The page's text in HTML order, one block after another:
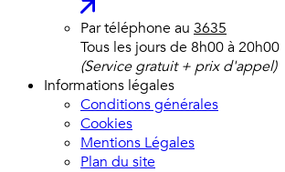
Par téléphone au 3635
Tous les jours de 8h00 à 20h00
(Service gratuit + prix d'appel)
Informations légales
Conditions générales
Cookies
Mentions Légales
Plan du site